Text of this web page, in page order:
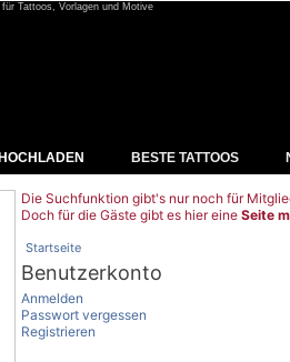
Tattoos, Vorlagen und Motive
BESTE TATTOOS
Die Suchfunktion gibt's nur noch für
Doch für die Gäste gibt es hier eine Seite
Startseite
Benutzerkonto
Anmelden
Passwort vergessen
Registrieren